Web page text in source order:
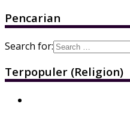
Pencarian
Search for:
Terpopuler (Religion)